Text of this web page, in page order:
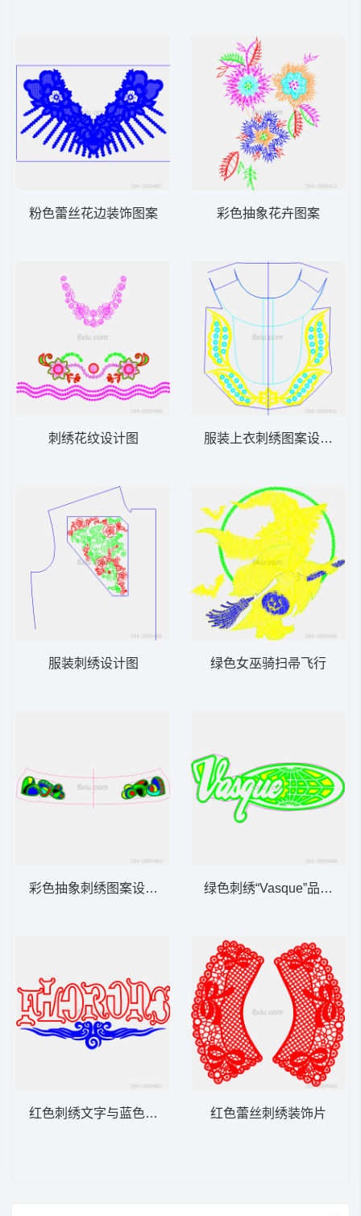
粉色蕾丝花边装饰图案
刺绣花纹设计图
服装刺绣设计图
彩色抽象刺绣图案设计图
红色刺绣文字与蓝色装饰图案
彩色抽象花卉图案
服装上衣刺绣图案设计图
绿色女巫骑扫帚飞行
绿色刺绣“Vasque”品牌标
红色蕾丝刺绣装饰片